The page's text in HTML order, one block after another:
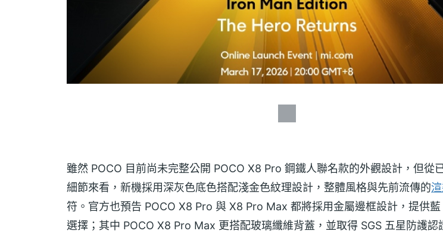
雖然 POCO 目前尚未完整公開 POCO X8 Pro 鋼鐵人聯名款的外觀設計，但從
細節來看，新機採用深灰色底色搭配淺金色紋理設計，整體風格與先前流傳的
符。官方也預告 POCO X8 Pro 與 X8 Pro Max 都將採用金屬邊框設計，提供
選擇；其中 POCO X8 Pro Max 更搭配玻璃纖維背蓋，並取得 SGS 五星防護認